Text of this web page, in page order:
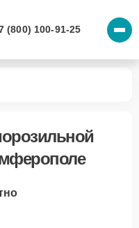
(800) 100-91-25